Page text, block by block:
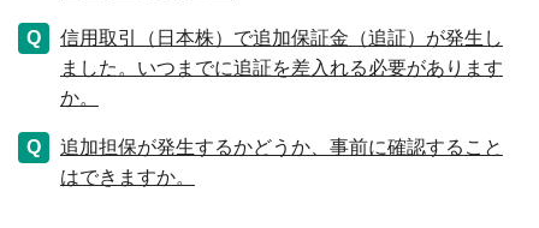
信用取引（日本株）で追加保証金（追証）が発生し
ました。いつまでに追証を差入れる必要があります
か。
追加担保が発生するかどうか、事前に確認すること
はできますか。